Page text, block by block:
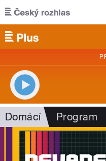
Přejít k hlavnímu obsahu
Domácí Program